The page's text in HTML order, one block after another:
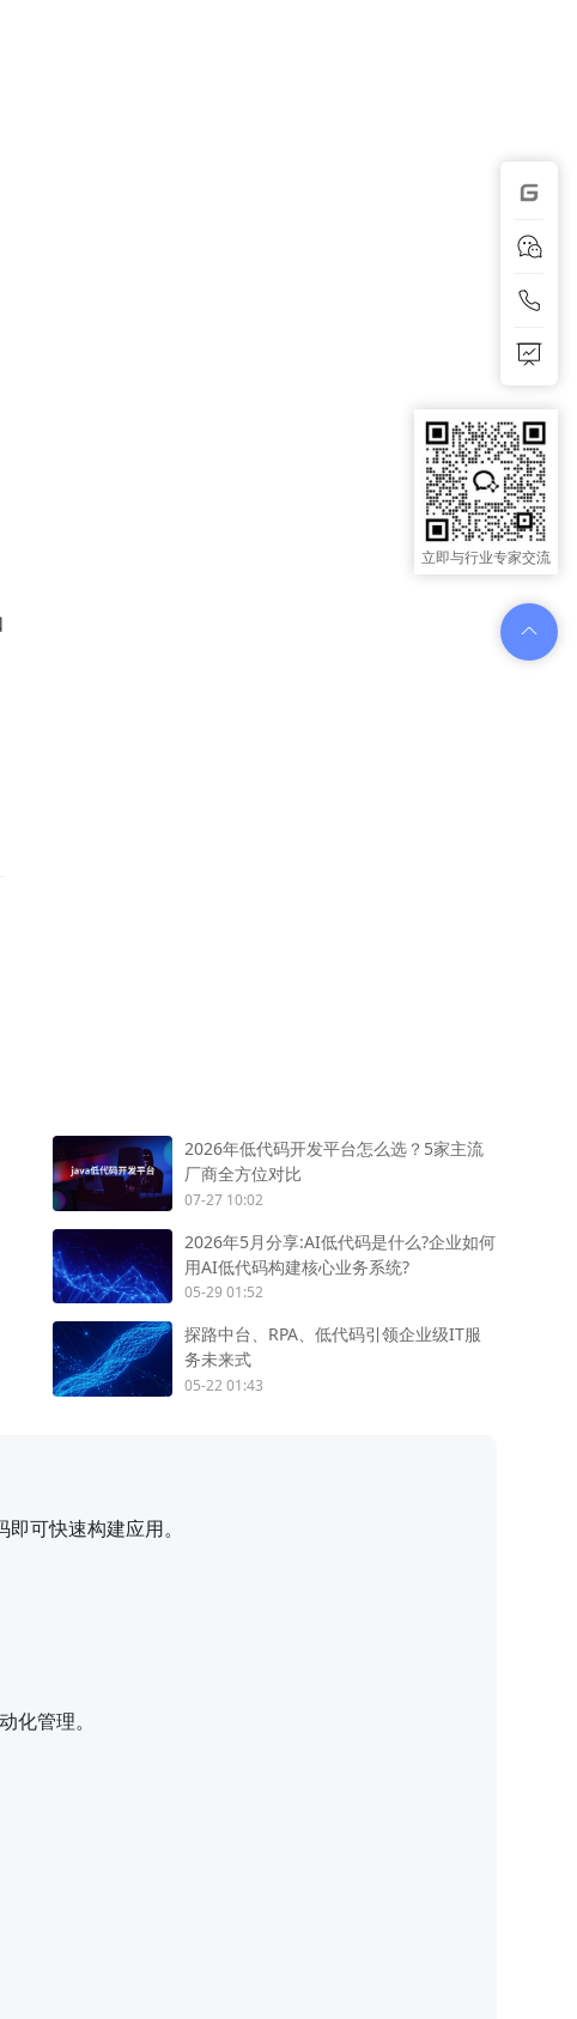
2026年低代码开发平台怎么选？5家主流
厂商全方位对比
07-27 10:02
2026年5月分享:AI低代码是什么?企业如何
用AI低代码构建核心业务系统?
05-29 01:52
探路中台、RPA、低代码引领企业级IT服
务未来式
05-22 01:43
可快速构建应用。
化管理。
立即与行业专家交流